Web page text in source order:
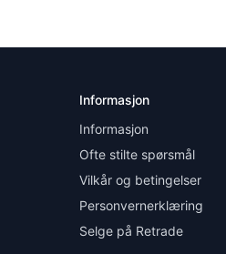
Informasjon
Informasjon
Ofte stilte spørsmål
Vilkår og betingelser
Personvernerklæring
Selge på Retrade